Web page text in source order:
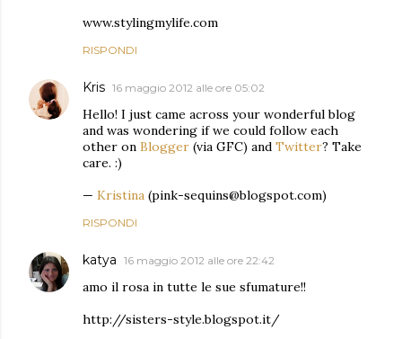
www.stylingmylife.com
RISPONDI
Kris 16 maggio 2012 alle ore 05:02
Hello! I just came across your wonderful blog
and was wondering if we could follow each
other on Blogger (via GFC) and Twitter? Take
care. :)
— Kristina (pink-sequins@blogspot.com)
RISPONDI
katya 16 maggio 2012 alle ore 22:42
amo il rosa in tutte le sue sfumature!!
http://sisters-style.blogspot.it/